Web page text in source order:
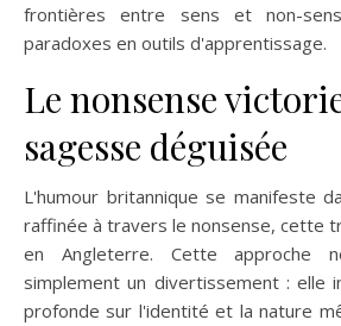
frontières entre sens et non-
paradoxes en outils d'apprentissage.
Le nonsense
sagesse déguisée
L'humour britannique se manifeste
raffinée à travers le nonsense, cette
en Angleterre. Cette approche
simplement un divertissement : elle
profonde sur l'identité et la nature